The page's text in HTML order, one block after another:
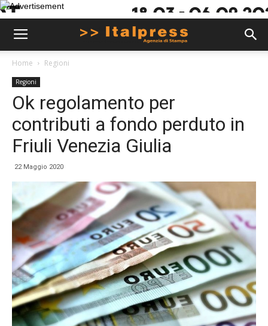
Home Regioni
Regioni
Ok regolamento per
contributi a fondo perduto in
Friuli Venezia Giulia
22 Maggio 2020